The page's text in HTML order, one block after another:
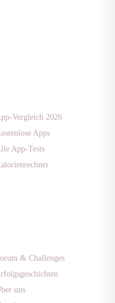
Vergleich 2026
Apps
App-Tests
& Challenges
uns